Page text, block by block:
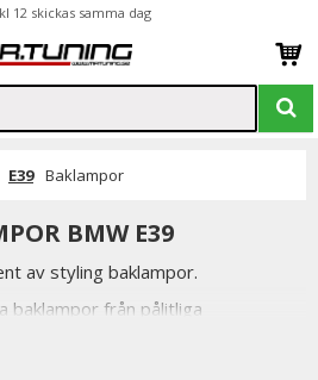
12 skickas samma dag
E39 Baklampor
BMW E39
av styling baklampor.
baklampor från pålitliga
för bra passform och ljusbild.